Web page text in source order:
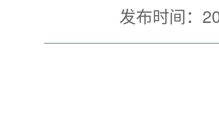
发布时间：